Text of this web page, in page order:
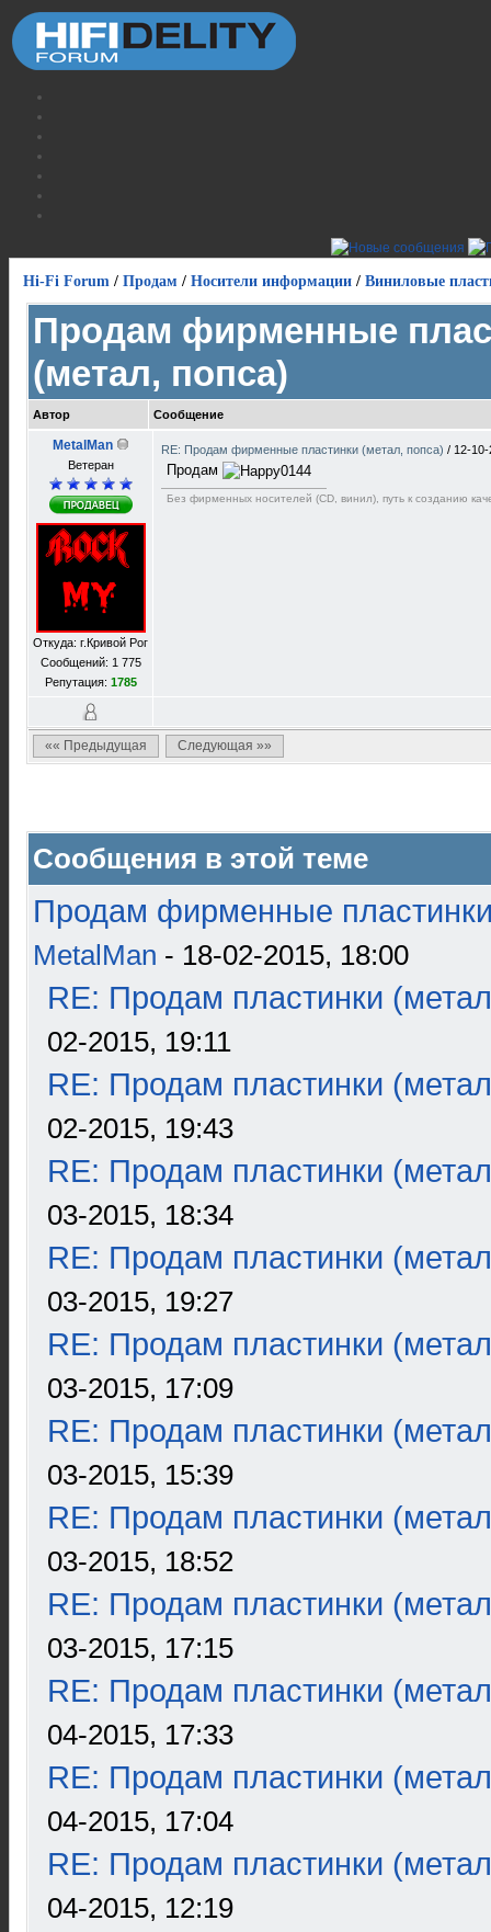
Hi-Fi Forum / Продам / Носители информации / Виниловые
Продам фирменные
(метал, попса)
Автор Сообщение
MetalMan
Ветеран
Откуда: г.Кривой Рог
Сообщений: 1 775
Репутация: 1785
RE: Продам фирменные пластинки (метал, попса) / 12-
Продам
Без фирменных носителей (CD, винил), путь к созданию
«« Предыдущая Следующая »»
Сообщения в этой теме
Продам фирменные
MetalMan - 18-02-2015, 18:00
RE: Продам пластинки
02-2015, 19:11
RE: Продам пластинки
02-2015, 19:43
RE: Продам пластинки
03-2015, 18:34
RE: Продам пластинки
03-2015, 19:27
RE: Продам пластинки
03-2015, 17:09
RE: Продам пластинки
03-2015, 15:39
RE: Продам пластинки
03-2015, 18:52
RE: Продам пластинки
03-2015, 17:15
RE: Продам пластинки
04-2015, 17:33
RE: Продам пластинки
04-2015, 17:04
RE: Продам пластинки
04-2015, 12:19